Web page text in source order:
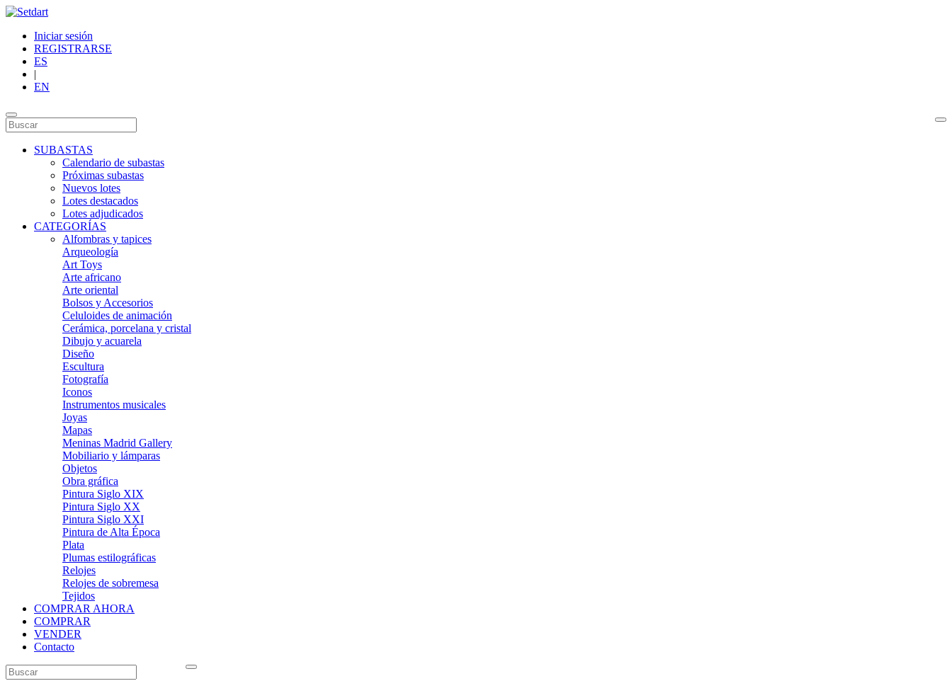
Iniciar sesión
REGISTRARSE
ES
|
EN
SUBASTAS
Calendario de subastas
Próximas subastas
Nuevos lotes
Lotes destacados
Lotes adjudicados
CATEGORÍAS
Alfombras y tapices
Arqueología
Art Toys
Arte africano
Arte oriental
Bolsos y Accesorios
Celuloides de animación
Cerámica, porcelana y cristal
Dibujo y acuarela
Diseño
Escultura
Fotografía
Iconos
Instrumentos musicales
Joyas
Mapas
Meninas Madrid Gallery
Mobiliario y lámparas
Objetos
Obra gráfica
Pintura Siglo XIX
Pintura Siglo XX
Pintura Siglo XXI
Pintura de Alta Época
Plata
Plumas estilográficas
Relojes
Relojes de sobremesa
Tejidos
COMPRAR AHORA
COMPRAR
VENDER
Contacto